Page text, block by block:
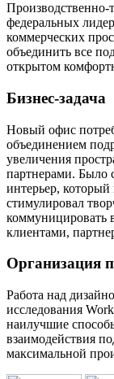
федеральных
коммерческих
объединить все
открытом
Бизнес-задача
Новый офис
объединением
увеличения
партнерами. Было
интерьер,
стимулировал
коммуницировать
клиентами,
Организация
Работа над
исследования
наилучшие
взаимодействия
максимальной